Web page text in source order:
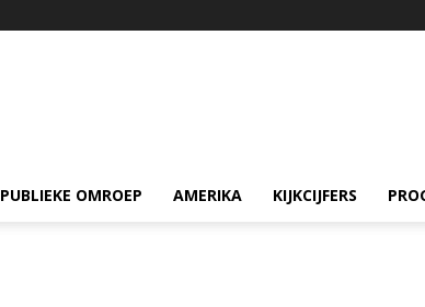
PUBLIEKE OMROEP AMERIKA KIJKCIJFERS